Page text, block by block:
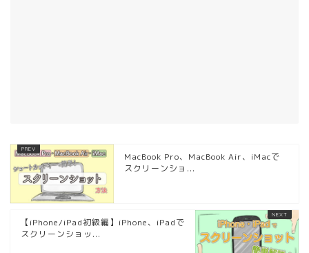
MacBook Pro、MacBook Air、iMacで
スクリーンショ...
【iPhone/iPad初級編】iPhone、iPadで
スクリーンショッ...